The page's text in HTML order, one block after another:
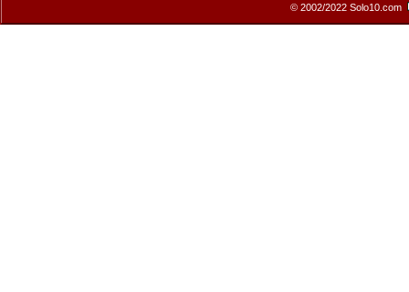
© 2002/2022 Solo10.com